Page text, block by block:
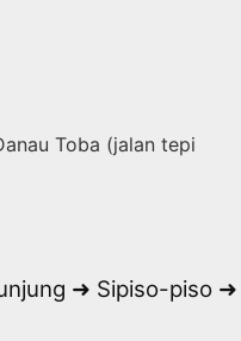
Toba (jalan tepi
➜ Sipiso-piso ➜